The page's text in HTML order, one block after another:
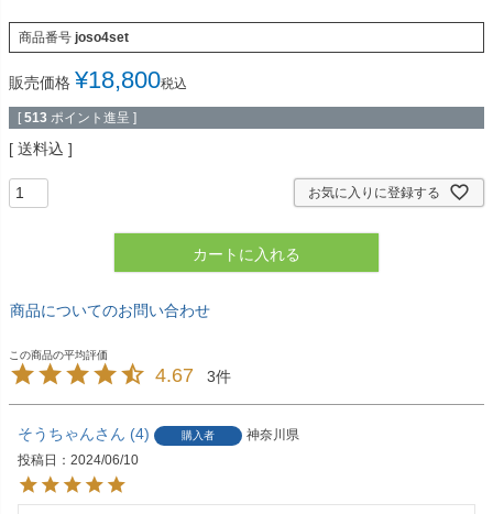
商品番号 joso4set
販売価格 ¥18,800税込
[ 513 ポイント進呈 ]
送料込
お気に入りに登録する
カートに入れる
商品についてのお問い合わせ
4.67 3
そうちゃん 4 購入者
神奈川県
投稿日
2024/06/10